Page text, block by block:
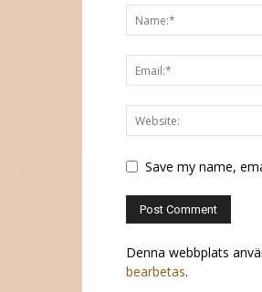
Save my name,
Denna webbplats
bearbetas.